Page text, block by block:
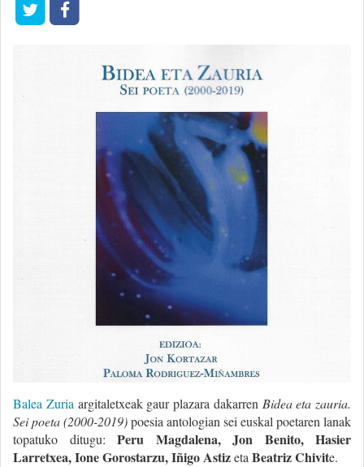
Balea Zuria argitaletxeak gaur plazara dakarren Bidea eta zauria.
Sei poeta (2000-2019)poesia antologian sei euskal poetaren lanak
topatuko ditugu: Peru Magdalena, Jon Benito, Hasier
Larretxea, Ione Gorostarzu, Iñigo Astizeta Beatriz Chivite.